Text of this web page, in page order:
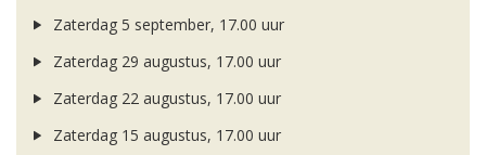
Zaterdag 5 september, 17.00 uur
Zaterdag 29 augustus, 17.00 uur
Zaterdag 22 augustus, 17.00 uur
Zaterdag 15 augustus, 17.00 uur